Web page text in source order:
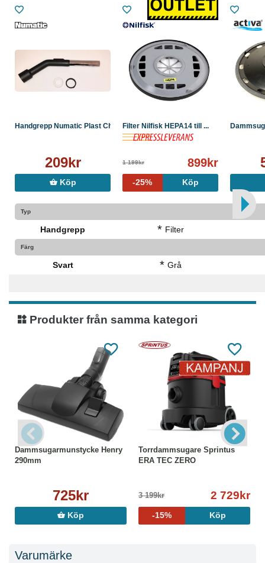
Handgrepp Numatic Plast Chr...
209kr
Köp
Filter Nilfisk HEPA14 till ...
1 199kr 899kr
-25% Köp
Typ
Handgrepp * Filter
Färg
Svart * Grå
Produkter från samma kategori
Dammsugarmunstycke Henry
290mm
725kr
Köp
Torrdammsugare Sprintus
ERA TEC ZERO
3 199kr 2 729kr
-15% Köp
Varumärke